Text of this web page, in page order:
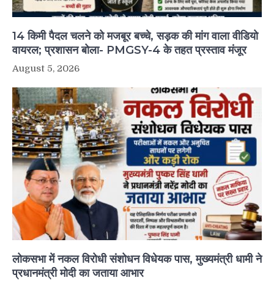
14 किमी पैदल चलने को मजबूर बच्चे, सड़क की मांग वाला वीडियो
वायरल; प्रशासन बोला- PMGSY-4 के तहत प्रस्ताव मंजूर
August 5, 2026
लोकसभा में नकल विरोधी संशोधन विधेयक पास, मुख्यमंत्री धामी ने
प्रधानमंत्री मोदी का जताया आभार